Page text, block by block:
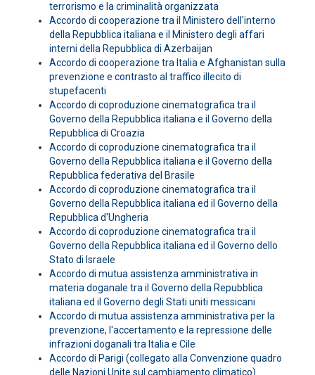
terrorismo e la criminalità organizzata
Accordo di cooperazione tra il Ministero dell'interno
della Repubblica italiana e il Ministero degli affari
interni della Repubblica di Azerbaijan
Accordo di cooperazione tra Italia e Afghanistan sulla
prevenzione e contrasto al traffico illecito di
stupefacenti
Accordo di coproduzione cinematografica tra il
Governo della Repubblica italiana e il Governo della
Repubblica di Croazia
Accordo di coproduzione cinematografica tra il
Governo della Repubblica italiana e il Governo della
Repubblica federativa del Brasile
Accordo di coproduzione cinematografica tra il
Governo della Repubblica italiana ed il Governo della
Repubblica d'Ungheria
Accordo di coproduzione cinematografica tra il
Governo della Repubblica italiana ed il Governo dello
Stato di Israele
Accordo di mutua assistenza amministrativa in
materia doganale tra il Governo della Repubblica
italiana ed il Governo degli Stati uniti messicani
Accordo di mutua assistenza amministrativa per la
prevenzione, l'accertamento e la repressione delle
infrazioni doganali tra Italia e Cile
Accordo di Parigi (collegato alla Convenzione quadro
delle Nazioni Unite sul cambiamento climatico)